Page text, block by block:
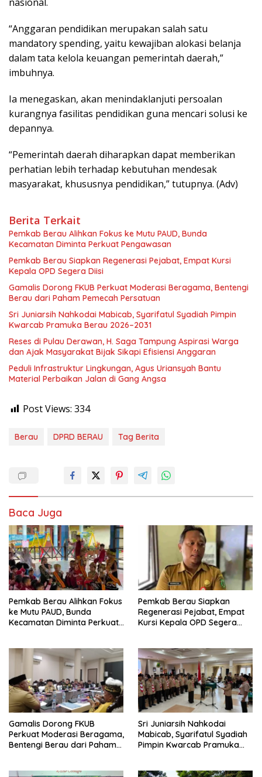
nasional.
“Anggaran pendidikan merupakan salah satu
mandatory spending, yaitu kewajiban alokasi belanja
dalam tata kelola keuangan pemerintah daerah,”
imbuhnya.
Ia menegaskan, akan menindaklanjuti persoalan
kurangnya fasilitas pendidikan guna mencari solusi ke
depannya.
“Pemerintah daerah diharapkan dapat memberikan
perhatian lebih terhadap kebutuhan mendesak
masyarakat, khususnya pendidikan,” tutupnya. (Adv)
Berita Terkait
Pemkab Berau Alihkan Fokus ke Mutu PAUD, Bunda
Kecamatan Diminta Perkuat Pengawasan
Pemkab Berau Siapkan Regenerasi Pejabat, Empat Kursi
Kepala OPD Segera Diisi
Gamalis Dorong FKUB Perkuat Moderasi Beragama, Bentengi
Berau dari Paham Pemecah Persatuan
Sri Juniarsih Nahkodai Mabicab, Syarifatul Syadiah Pimpin
Kwarcab Pramuka Berau 2026–2031
Reses di Pulau Derawan, H. Saga Tampung Aspirasi Warga
dan Ajak Masyarakat Bijak Sikapi Efisiensi Anggaran
Peduli Infrastruktur Lingkungan, Agus Uriansyah Bantu
Material Perbaikan Jalan di Gang Angsa
Post Views: 334
Berau DPRD BERAU Tag Berita
Baca Juga
Pemkab Berau Alihkan Fokus
ke Mutu PAUD, Bunda
Kecamatan Diminta Perkuat
Pemkab Berau Siapkan
Regenerasi Pejabat, Empat
Kursi Kepala OPD Segera
Gamalis Dorong FKUB
Perkuat Moderasi Beragama,
Bentengi Berau dari Paham
Sri Juniarsih Nahkodai
Mabicab, Syarifatul Syadiah
Pimpin Kwarcab Pramuka